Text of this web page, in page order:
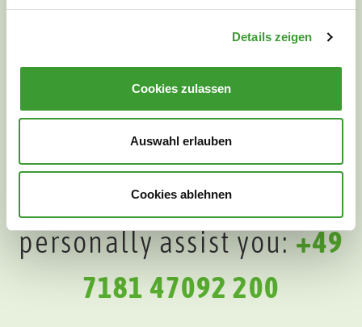
Details zeigen
Cookies zulassen
Auswahl erlauben
Cookies ablehnen
We will be happy to
personally assist you:+49
7181 47092 200